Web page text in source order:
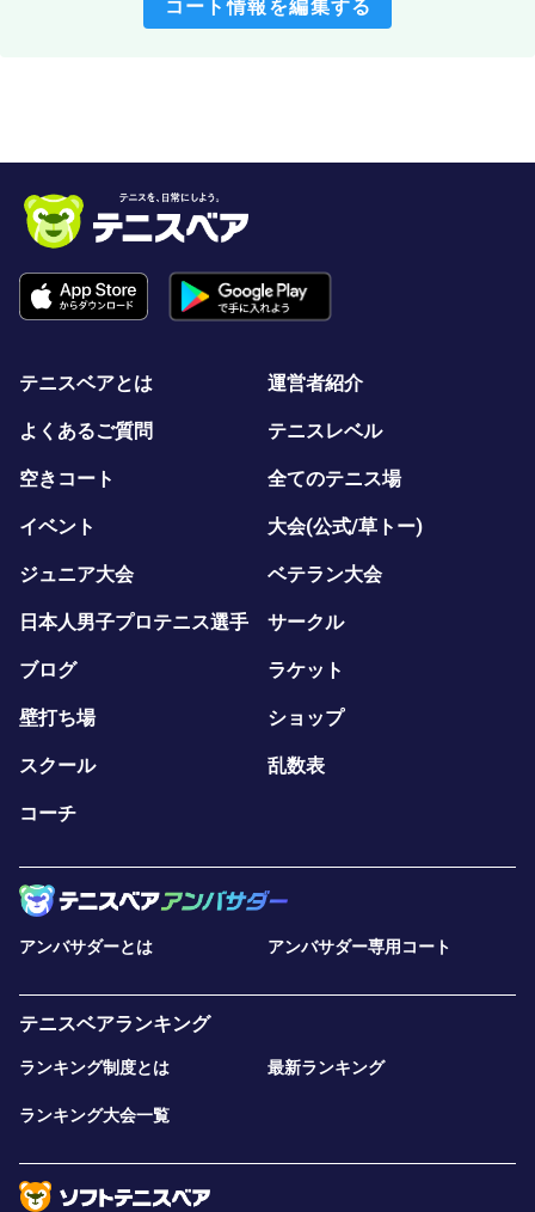
コート情報を編集する
テニスベアとは 運営者紹介
よくあるご質問 テニスレベル
空きコート 全てのテニス場
イベント 大会(公式/草トー)
ジュニア大会 ベテラン大会
日本人男子プロテニス選手 サークル
ブログ ラケット
壁打ち場 ショップ
スクール 乱数表
コーチ
アンバサダーとは アンバサダー専用コート
テニスベアランキング
ランキング制度とは 最新ランキング
ランキング大会一覧